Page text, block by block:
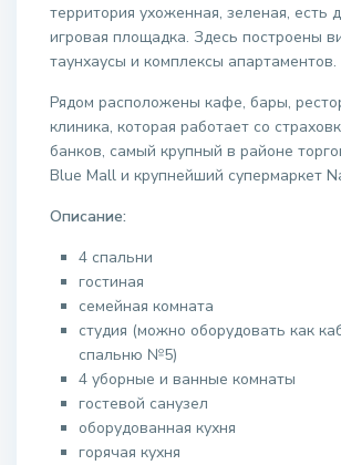
территория ухоженная, зеленая, есть
игровая площадка. Здесь построены
таунхаусы и комплексы апартаментов.
Рядом расположены кафе, бары,
клиника, которая работает со
банков, самый крупный в районе
Blue Mall и крупнейший супермаркет
Описание:
4 спальни
гостиная
семейная комната
студия (можно оборудовать как
спальню №5)
4 уборные и ванные комнаты
гостевой санузел
оборудованная кухня
горячая кухня